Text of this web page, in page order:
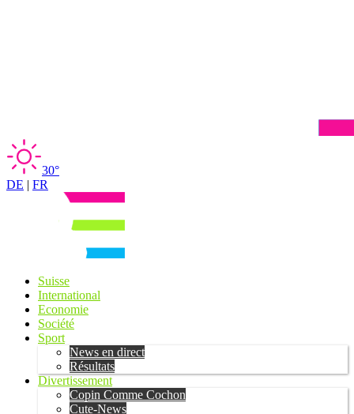
30°
DE | FR
Suisse
International
Economie
Société
Sport
News en direct
Résultats
Divertissement
Copin Comme Cochon
Cute-News